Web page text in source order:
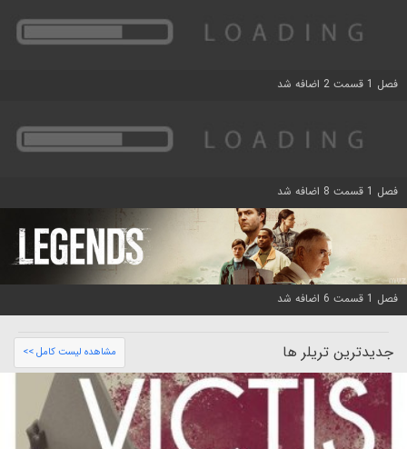
فصل 1 قسمت 2 اضافه شد
فصل 1 قسمت 8 اضافه شد
فصل 1 قسمت 6 اضافه شد
جدیدترین تریلر ها مشاهده لیست کامل >>